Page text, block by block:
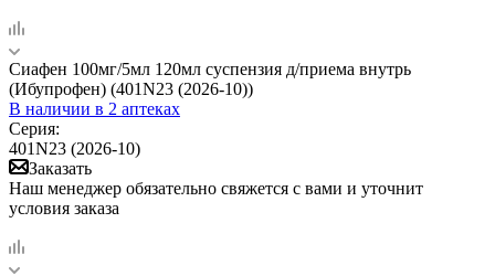
Сиафен 100мг/5мл 120мл суспензия д/приема внутрь
(Ибупрофен) (401N23 (2026-10))
В наличии в 2 аптеках
Серия:
401N23 (2026-10)
Заказать
Наш менеджер обязательно свяжется с вами и уточнит
условия заказа